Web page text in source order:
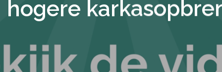
hogere